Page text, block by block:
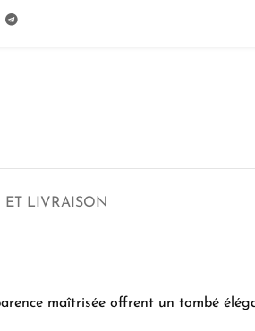
ET LIVRAISON
maîtrisée offrent un tombé